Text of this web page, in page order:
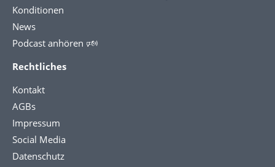
Konditionen
News
Podcast anhören 🕬
Rechtliches
Kontakt
AGBs
Impressum
Social Media
Datenschutz